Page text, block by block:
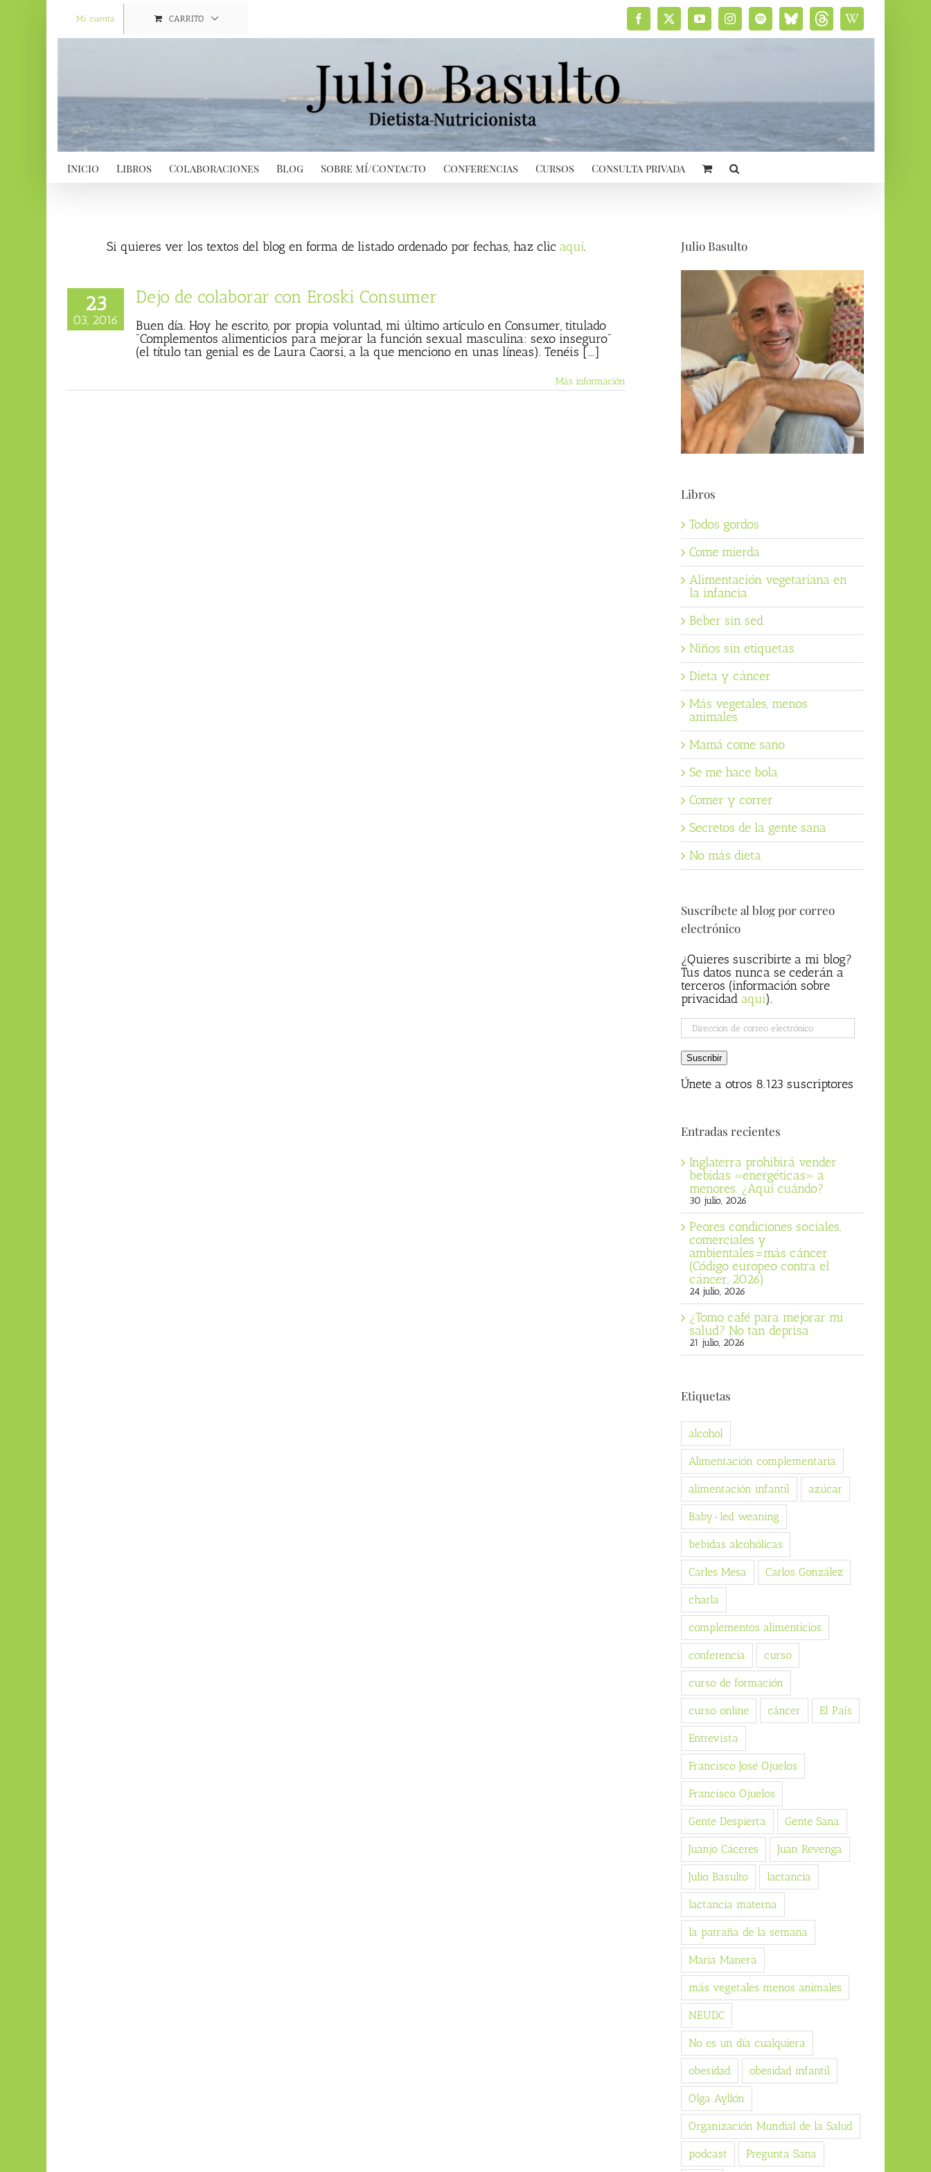
Mi cuenta CARRITO Facebook
X YouTubeInstagramSpotifyBluesky
social
ThreadsWikipedia
Inicio Libros Colaboraciones Blog Sobre mí/Contacto Conferencias Cursos Consulta privada
Si quieres ver los textos del blog en forma de listado ordenado por fechas, haz clic aquí.
23
03, 2016
Dejo de colaborar con Eroski Consumer
Buen día. Hoy he escrito, por propia voluntad, mi último artículo en Consumer, titulado
"Complementos alimenticios para mejorar la función sexual masculina: sexo inseguro"
(el título tan genial es de Laura Caorsi, a la que menciono en unas líneas). Tenéis [...]
Más información
Julio Basulto
Libros
Todos gordos
Come mierda
Alimentación vegetariana en
la infancia
Beber sin sed
Niños sin etiquetas
Dieta y cáncer
Más vegetales, menos
animales
Mamá come sano
Se me hace bola
Comer y correr
Secretos de la gente sana
No más dieta
Suscríbete al blog por correo
electrónico
¿Quieres suscribirte a mi blog?
Tus datos nunca se cederán a
terceros (información sobre
privacidad aqui).
Dirección
de
correo
electrónico
Suscribir
Únete a otros 8.123 suscriptores
Entradas recientes
Inglaterra prohibirá vender
bebidas «energéticas» a
menores. ¿Aquí cuándo?
30 julio, 2026
Peores condiciones sociales,
comerciales y
ambientales=más cáncer
(Código europeo contra el
cáncer, 2026)
24 julio, 2026
¿Tomo café para mejorar mi
salud? No tan deprisa
21 julio, 2026
Etiquetas
alcohol
Alimentación complementaria
alimentación infantil azúcar
Baby-led weaning
bebidas alcohólicas
Carles Mesa Carlos González
charla
complementos alimenticios
conferencia curso
curso de formación
curso online cáncer El País
Entrevista
Francisco José Ojuelos
Francisco Ojuelos
Gente Despierta Gente Sana
Juanjo Cáceres Juan Revenga
Julio Basulto lactancia
lactancia materna
la patraña de la semana
Maria Manera
más vegetales menos animales
NEUDC
No es un día cualquiera
obesidad obesidad infantil
Olga Ayllón
Organización Mundial de la Salud
podcast Pregunta Sana